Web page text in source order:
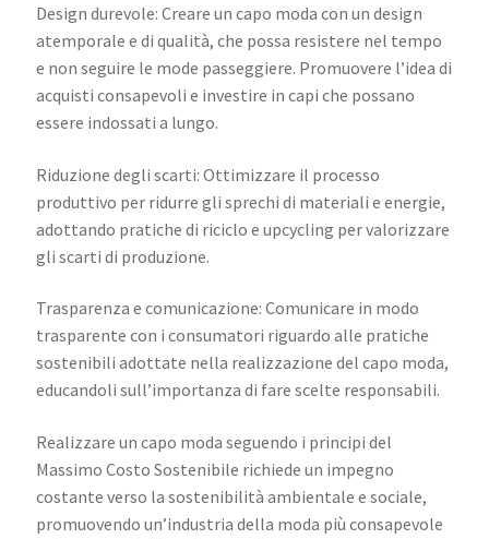
Design durevole: Creare un capo moda con un design
atemporale e di qualità, che possa resistere nel tempo
e non seguire le mode passeggiere. Promuovere l’idea di
acquisti consapevoli e investire in capi che possano
essere indossati a lungo.
Riduzione degli scarti: Ottimizzare il processo
produttivo per ridurre gli sprechi di materiali e energie,
adottando pratiche di riciclo e upcycling per valorizzare
gli scarti di produzione.
Trasparenza e comunicazione: Comunicare in modo
trasparente con i consumatori riguardo alle pratiche
sostenibili adottate nella realizzazione del capo moda,
educandoli sull’importanza di fare scelte responsabili.
Realizzare un capo moda seguendo i principi del
Massimo Costo Sostenibile richiede un impegno
costante verso la sostenibilità ambientale e sociale,
promuovendo un’industria della moda più consapevole